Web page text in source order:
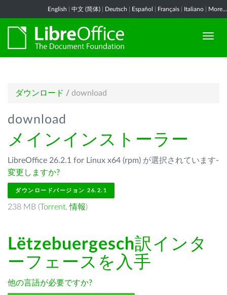
English 中文 (简体) Deutsch Español Français Italiano More...
ダウンロード / download
download
メインインストーラー
LibreOffice 26.2.1 for Linux x64 (rpm) が選択されています-
変更しますか?
ダウンロードバージョン 26.2.1
238 MB (Torrent,情報)
Lëtzebuergesch訳インタ
ーフェースを入手
他の言語が必要ですか?